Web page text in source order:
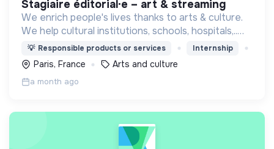
stagiaire éditorial·e – art & streaming
We enrich people's lives thanks to arts & culture.
We help cultural institutions, schools, hospitals,..
improve their audiences' well-being with curated
programmes available through streaming.
💡 Responsible products or services Internship
Paris, France Arts and culture
a month ago